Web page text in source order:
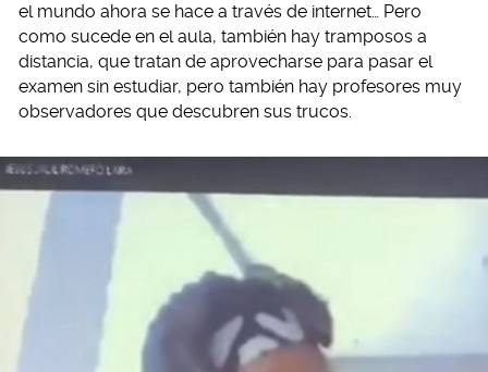
el mundo ahora se hace a través de internet… Pero
como sucede en el aula, también hay tramposos a
distancia, que tratan de aprovecharse para pasar el
examen sin estudiar, pero también hay profesores muy
observadores que descubren sus trucos.